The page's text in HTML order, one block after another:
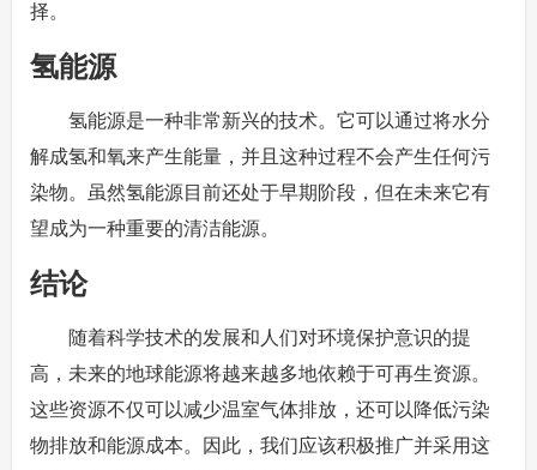
择。
氢能源
氢能源是一种非常新兴的技术。它可以通过将水分
解成氢和氧来产生能量，并且这种过程不会产生任何污
染物。虽然氢能源目前还处于早期阶段，但在未来它有
望成为一种重要的清洁能源。
结论
随着科学技术的发展和人们对环境保护意识的提
高，未来的地球能源将越来越多地依赖于可再生资源。
这些资源不仅可以减少温室气体排放，还可以降低污染
物排放和能源成本。因此，我们应该积极推广并采用这